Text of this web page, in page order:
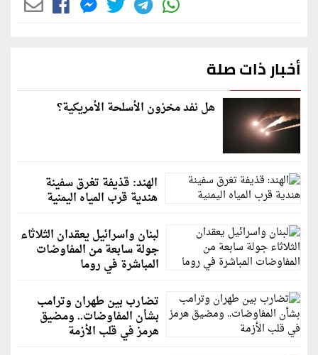
أخبار ذات صلة
هل نفد مخزون الأسلحة الأمريكية؟
الهند: قذيفة تغرق سفينة
هندية قرب المياه اليمنية
لبنان واسرائيل يعقدان الثلاثاء
جولة سابعة من المفاوضات
المباشرة في روما
تضارب بين طهران وترامب
بشأن المفاوضات.. ومضيق
هرمز في قلب الأزمة